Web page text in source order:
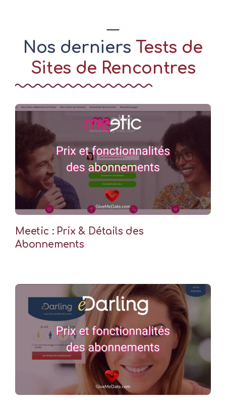
Nos derniers Tests de
Sites de Rencontres
Meetic : Prix & Détails des
Abonnements